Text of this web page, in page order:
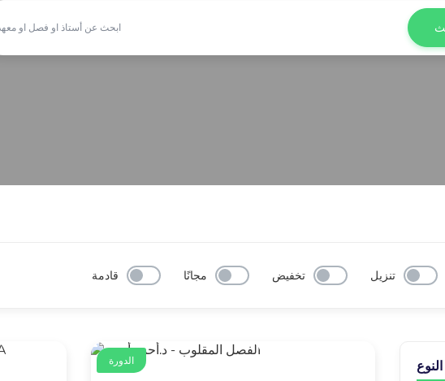
قادمة مجانًا تخفيض تنزيل
الدورة النوع